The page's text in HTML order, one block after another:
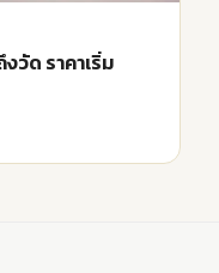
วัด ราคาเริ่ม